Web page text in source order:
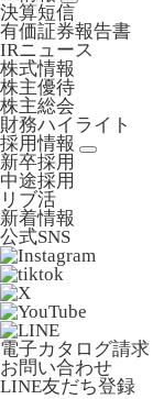
決算短信
有価証券報告書
IRニュース
株式情報
株主優待
株主総会
財務ハイライト
採用情報
新卒採用
中途採用
リブ活
新着情報
公式SNS
電子カタログ請求
お問い合わせ
LINE友だち登録